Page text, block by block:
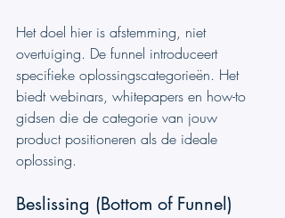
Het doel hier is afstemming, niet
overtuiging. De funnel introduceert
specifieke oplossingscategorieën. Het
biedt webinars, whitepapers en how-to
gidsen die de categorie van jouw
product positioneren als de ideale
oplossing.
Beslissing (Bottom of Funnel)